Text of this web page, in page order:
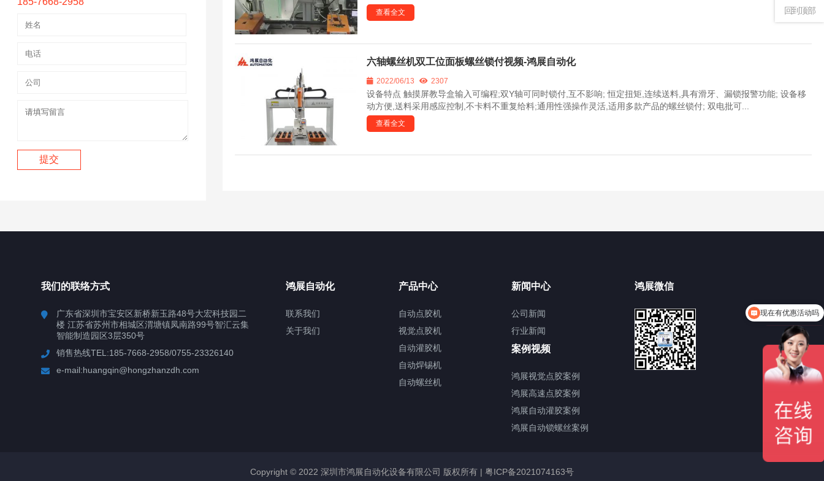
查看全文
六轴螺丝机双工位面板螺丝锁付视频-鸿展自动化
2022/06/13 2307
设备特点 触摸屏教导盒输入可编程;双Y轴可同时锁付,互不影响; 恒定扭矩,连续送料,具有滑牙、漏锁报警功能; 设备移
动方便,送料采用感应控制,不卡料不重复给料;通用性强操作灵活,适用多款产品的螺丝锁付; 双电批可...
查看全文
我们的联络方式
广东省深圳市宝安区新桥新玉路48号大宏科技园二
楼 江苏省苏州市相城区渭塘镇凤南路99号智汇云集
智能制造园区3层350号
销售热线TEL:185-7668-2958/0755-23326140
e-mail:huangqin@hongzhanzdh.com
鸿展自动化
联系我们
关于我们
产品中心
自动点胶机
视觉点胶机
自动灌胶机
自动焊锡机
自动螺丝机
新闻中心
公司新闻
行业新闻
案例视频
鸿展视觉点胶案例
鸿展高速点胶案例
鸿展自动灌胶案例
鸿展自动锁螺丝案例
鸿展微信
Copyright © 2022 深圳市鸿展自动化设备有限公司 版权所有 | 粤ICP备2021074163号
回到顶部
现在有优惠活动吗